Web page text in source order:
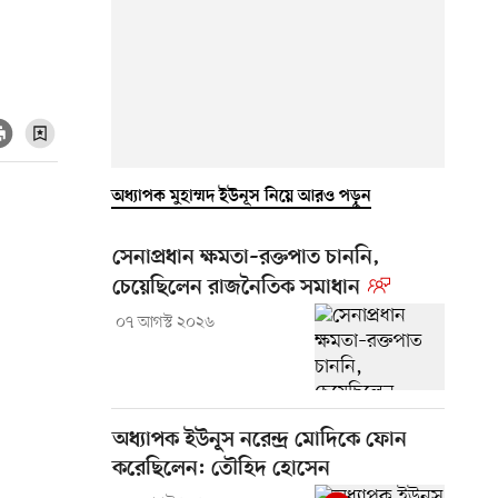
অধ্যাপক মুহাম্মদ ইউনূস নিয়ে আরও পড়ুন
সেনাপ্রধান ক্ষমতা–রক্তপাত চাননি,
চেয়েছিলেন রাজনৈতিক সমাধান
০৭ আগস্ট ২০২৬
অধ্যাপক ইউনূস নরেন্দ্র মোদিকে ফোন
করেছিলেন: তৌহিদ হোসেন